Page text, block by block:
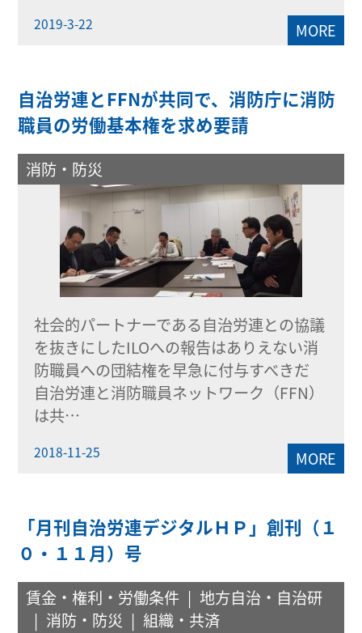
2019-3-22 MORE
自治労連とFFNが共同で、消防庁に消防
職員の労働基本権を求め要請
消防・防災
社会的パートナーである自治労連との協議
を抜きにしたILOへの報告はありえない消
防職員への団結権を早急に付与すべきだ
自治労連と消防職員ネットワーク（FFN）
は共…
2018-11-25 MORE
「月刊自治労連デジタルＨＰ」創刊（１
０・１１月）号
賃金・権利・労働条件
地方自治・自治研
消防・防災
組織・共済